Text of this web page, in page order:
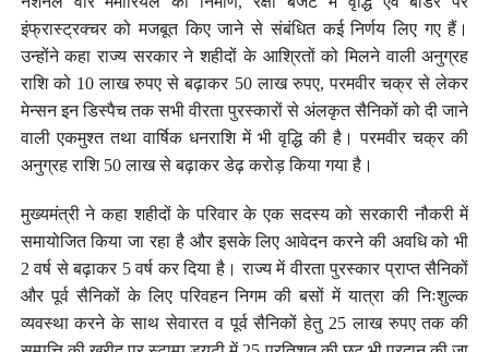
इंफ्रास्ट्रक्चर को मजबूत किए जाने से संबंधित कई निर्णय लिए गए हैं।
उन्होंने कहा राज्य सरकार ने शहीदों के आश्रितों को मिलने वाली अनुग्रह
राशि को 10 लाख रुपए से बढ़ाकर 50 लाख रुपए, परमवीर चक्र से लेकर
मेन्सन इन डिस्पैच तक सभी वीरता पुरस्कारों से अंलकृत सैनिकों को दी जाने
वाली एकमुश्त तथा वार्षिक धनराशि में भी वृद्धि की है। परमवीर चक्र की
अनुग्रह राशि 50 लाख से बढ़ाकर डेढ़ करोड़ किया गया है।
मुख्यमंत्री ने कहा शहीदों के परिवार के एक सदस्य को सरकारी नौकरी में
समायोजित किया जा रहा है और इसके लिए आवेदन करने की अवधि को भी
2 वर्ष से बढ़ाकर 5 वर्ष कर दिया है। राज्य में वीरता पुरस्कार प्राप्त सैनिकों
और पूर्व सैनिकों के लिए परिवहन निगम की बसों में यात्रा की निःशुल्क
व्यवस्था करने के साथ सेवारत व पूर्व सैनिकों हेतु 25 लाख रुपए तक की